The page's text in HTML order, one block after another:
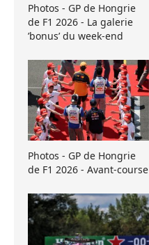
Photos - GP de Hongrie
de F1 2026 - La galerie
’bonus’ du week-end
Photos - GP de Hongrie
de F1 2026 - Avant-course